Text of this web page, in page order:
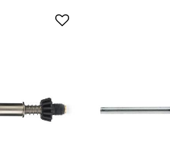
Add to favorites